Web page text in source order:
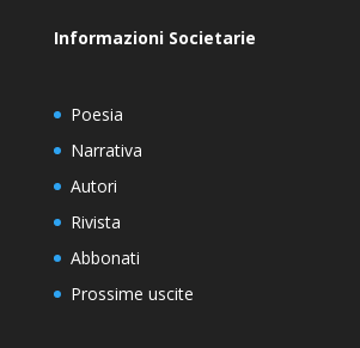
Informazioni Societarie
Poesia
Narrativa
Autori
Rivista
Abbonati
Prossime uscite